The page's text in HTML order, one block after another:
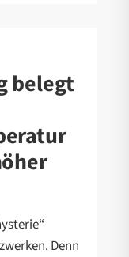
belegt
Denn